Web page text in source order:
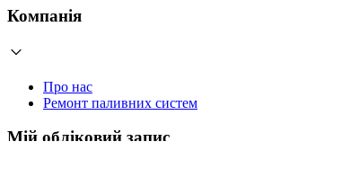
Компанія
Про нас
Ремонт паливних систем
Мій обліковий запис